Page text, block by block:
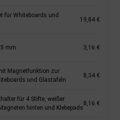
für Whiteboards und
19,84 €
mm 3,16 €
Magnetfunktion zur
und Glastafeln
8,34 €
für 4 Stifte, weißer
hinten und Klebepads
8,16 €